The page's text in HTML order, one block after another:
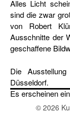
Alles Licht
sind die zwar
von Robert
Ausschnitte der
geschaffene
Die
Düsseldorf.
Es erscheinen
© 2026